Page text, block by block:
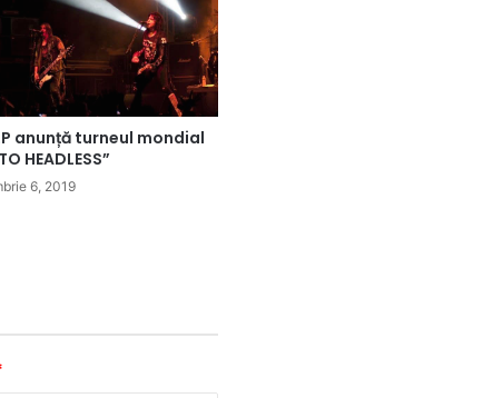
anunță turneul mondial
HEADLESS”
6, 2019